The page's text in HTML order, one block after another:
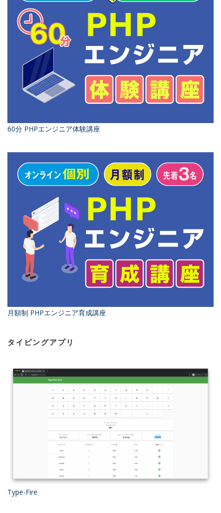
60分 PHPエンジニア体験講座
月額制 PHPエンジニア育成講座
タイピングアプリ
Type-Fire